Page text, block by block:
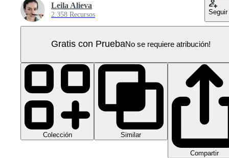
Leila Alieva
2.358 Recursos Seguir
Gratis con PruebaNo se requiere atribución!
Colección Similar
Compartir